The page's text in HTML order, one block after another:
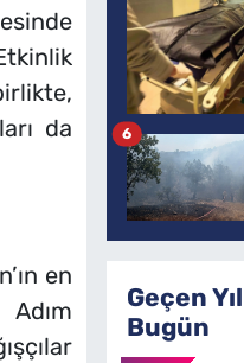
da
en
6
Geçen Yıl
Bugün